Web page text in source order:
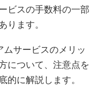
ビスの手数料の一部
ります。
サービスのメリッ
について、注意点を
的に解説します。